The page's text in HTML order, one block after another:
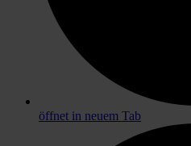
öffnet in neuem Tab